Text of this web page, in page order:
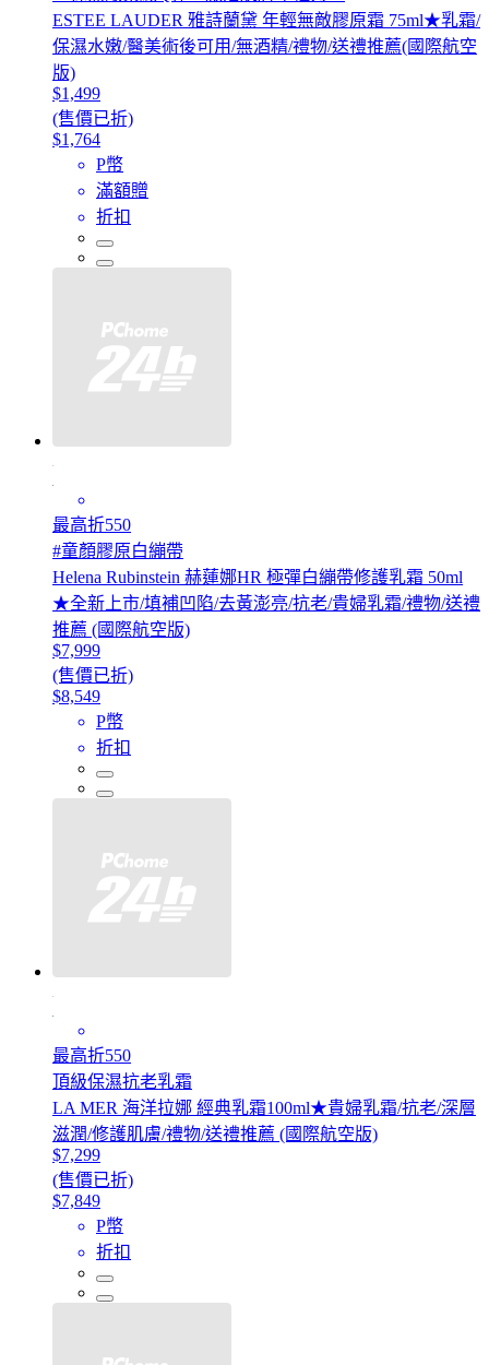
ESTEE LAUDER 雅詩蘭黛 年輕無敵膠原霜 75ml★乳霜/
保濕水嫩/醫美術後可用/無酒精/禮物/送禮推薦(國際航空
版)
$1,499
(售價已折)
$1,764
P幣
滿額贈
折扣
最高折550
#童顏膠原白繃帶
Helena Rubinstein 赫蓮娜HR 極彈白繃帶修護乳霜 50ml
★全新上市/填補凹陷/去黃澎亮/抗老/貴婦乳霜/禮物/送禮
推薦 (國際航空版)
$7,999
(售價已折)
$8,549
P幣
折扣
最高折550
頂級保濕抗老乳霜
LA MER 海洋拉娜 經典乳霜100ml★貴婦乳霜/抗老/深層
滋潤/修護肌膚/禮物/送禮推薦 (國際航空版)
$7,299
(售價已折)
$7,849
P幣
折扣